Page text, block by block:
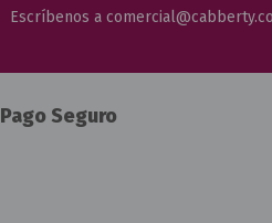
Escríbenos a
Pago Seguro